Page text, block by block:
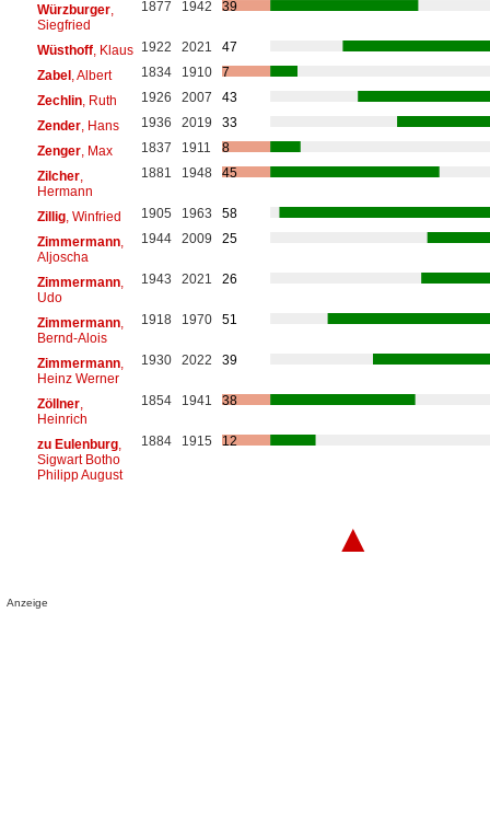
Würzburger,
Siegfried
1877 1942 39
Wüsthoff, Klaus 1922 2021
47
Zabel, Albert 1834 1910
7
Zechlin, Ruth 1926 2007
43
Zender, Hans 1936 2019
33
Zenger, Max 1837 1911
8
Zilcher,
Hermann
1881 1948 45
Zillig, Winfried 1905 1963
58
Zimmermann,
Aljoscha
1944 2009 25
Zimmermann,
Udo
1943 2021 26
Zimmermann,
Bernd-Alois
1918 1970 51
Zimmermann,
Heinz Werner
1930 2022 39
Zöllner,
Heinrich
1854 1941 38
zu Eulenburg,
Sigwart Botho
Philipp August
1884 1915 12
▲
Anzeige